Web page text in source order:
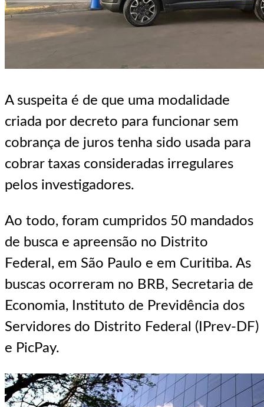
A suspeita é de que uma modalidade
criada por decreto para funcionar sem
cobrança de juros tenha sido usada para
cobrar taxas consideradas irregulares
pelos investigadores.
Ao todo, foram cumpridos 50 mandados
de busca e apreensão no Distrito
Federal, em São Paulo e em Curitiba. As
buscas ocorreram no BRB, Secretaria de
Economia, Instituto de Previdência dos
Servidores do Distrito Federal (IPrev-DF)
e PicPay.